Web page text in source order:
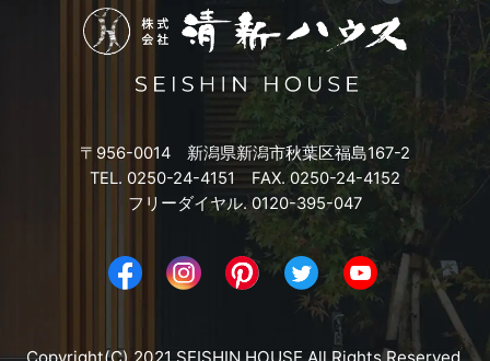
2023年8月
2023年6月
2023年4月
〒956-0014 新潟県新潟市秋葉区福島167-2
TEL. 0250-24-4151 FAX. 0250-24-4152
フリーダイヤル. 0120-395-047
Copyright(C) 2021 SEISHIN HOUSE.All Rights Reserved.